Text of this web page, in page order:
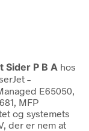
Sider P B A hos
–
E65050,
MFP
og systemets
der er nem at